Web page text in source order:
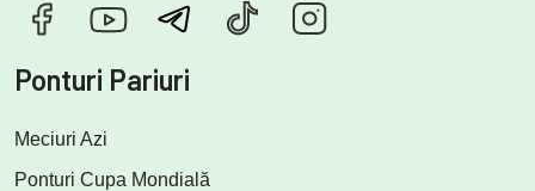
Ponturi Pariuri
Meciuri Azi
Ponturi Cupa Mondială